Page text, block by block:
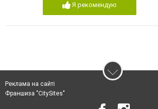
Я рекомендую
Реклама на сайті
Франшиза "CitySites"